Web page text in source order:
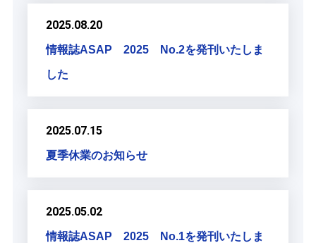
2025.08.20
情報誌ASAP 2025 No.2を発刊いたしま
した
2025.07.15
夏季休業のお知らせ
2025.05.02
情報誌ASAP 2025 No.1を発刊いたしま